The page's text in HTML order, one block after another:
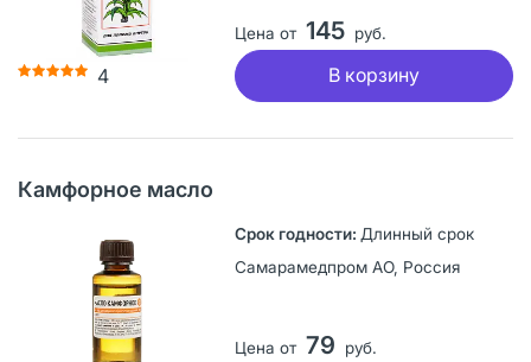
4
Цена от 145 руб.
В корзину
Камфорное масло
Длинный срок
Самарамедпром АО, Россия
Цена от 79 руб.